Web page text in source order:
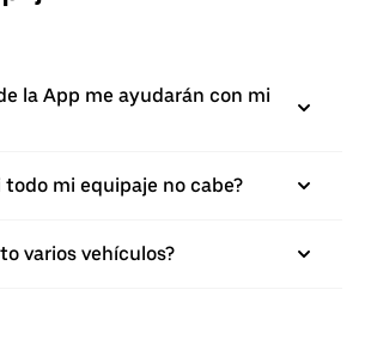
la App me ayudarán con mi
todo mi equipaje no cabe?
varios vehículos?